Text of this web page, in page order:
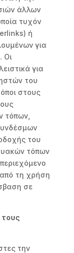
άλλων
τυχόν
ή
για
Οι
για
του
στους
τόπων,
του
τόπων
από τη χρήση
σε
τους
την